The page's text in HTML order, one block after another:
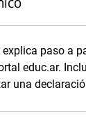
paso a
educ.ar.
una